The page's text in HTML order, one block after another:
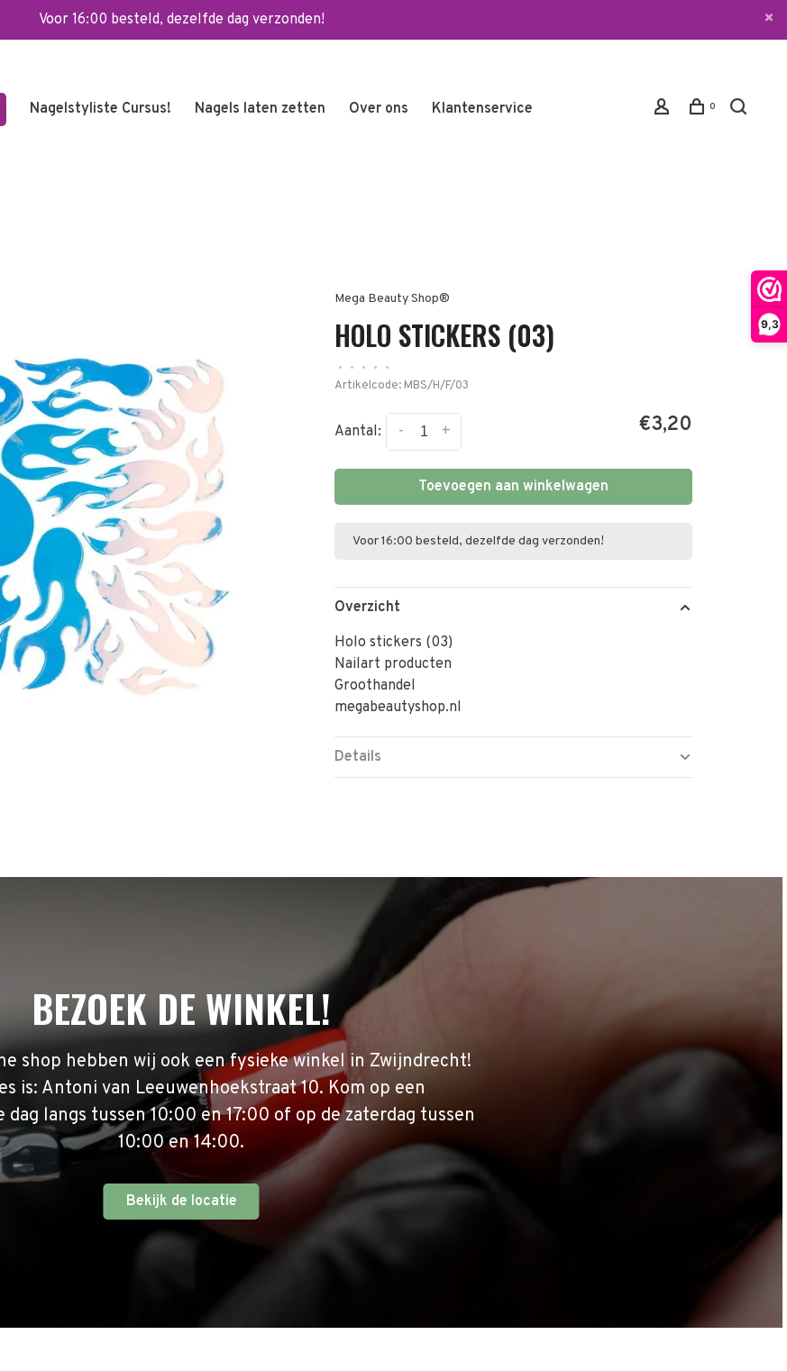
9,3
Voor 16:00 besteld, dezelfde dag verzonden!
Nagelstyliste Cursus! Nagels laten zetten Over ons Klantenservice 0
Mega Beauty Shop®
HOLO STICKERS (03)
• • • •
•
Artikelcode: MBS/H/F/03
Aantal: +
- €3,20
Toevoegen aan winkelwagen
Voor 16:00 besteld, dezelfde dag verzonden!
Overzicht
Holo stickers (03)
Nailart producten
Groothandel
megabeautyshop.nl
Details
BEZOEK DE WINKEL!
shop hebben wij ook een fysieke winkel in Zwijndrecht!
is: Antoni van Leeuwenhoekstraat 10. Kom op een
dag langs tussen 10:00 en 17:00 of op de zaterdag tussen
10:00 en 14:00.
Bekijk de locatie